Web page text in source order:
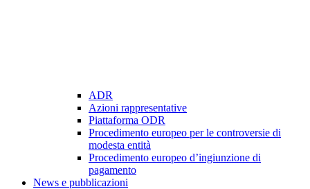
ADR
Azioni rappresentative
Piattaforma ODR
Procedimento europeo per le controversie di
modesta entità
Procedimento europeo d’ingiunzione di
pagamento
News e pubblicazioni